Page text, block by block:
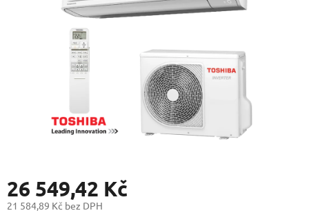
26 549,42 Kč
21 584,89 Kč bez DPH